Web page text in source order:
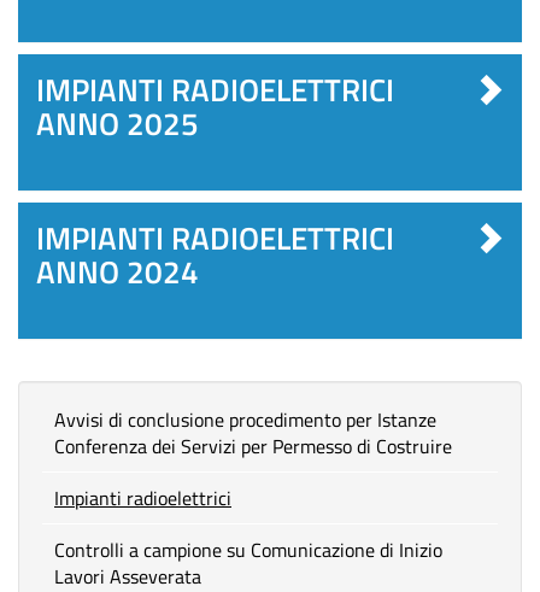
IMPIANTI RADIOELETTRICI
ANNO 2025
IMPIANTI RADIOELETTRICI
ANNO 2024
Avvisi di conclusione procedimento per Istanze
Conferenza dei Servizi per Permesso di Costruire
Impianti radioelettrici
Controlli a campione su Comunicazione di Inizio
Lavori Asseverata